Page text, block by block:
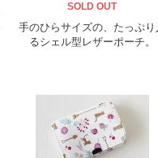
SOLD OUT
手のひらサイズの、たっぷり
るシェル型レザーポーチ。